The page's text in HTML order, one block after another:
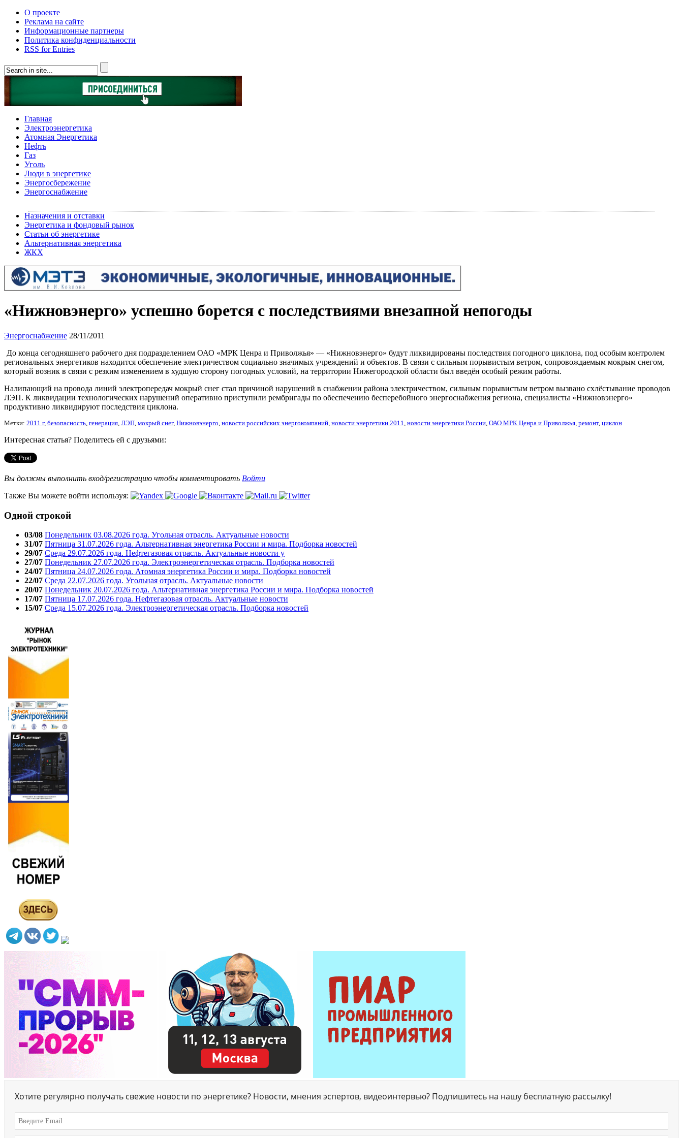
О проекте
Реклама на сайте
Информационные партнеры
Политика конфиденциальности
RSS for Entries
Главная
Электроэнергетика
Атомная Энергетика
Нефть
Газ
Уголь
Люди в энергетике
Энергосбережение
Энергоснабжение
Назначения и отставки
Энергетика и фондовый рынок
Статьи об энергетике
Альтернативная энергетика
ЖКХ
«Нижновэнерго» успешно борется с последствиями внезапной непогоды
Энергоснабжение 28/11/2011
До конца сегодняшнего рабочего дня подразделением ОАО «МРК Ценра и Приволжья» — «Нижновэнерго» будут ликвидированы последствия погодного циклона, под особым контролем
региональных энергетиков находится обеспечение электричеством социально значимых учреждений и объектов. В связи с сильным порывистым ветром, сопровождаемым мокрым снегом,
который возник в связи с резким изменением в худшую сторону погодных условий, на территории Нижегородской области был введён особый режим работы.
Налипающий на провода линий электропередач мокрый снег стал причиной нарушений в снабжении района электричеством, сильным порывистым ветром вызвано схлёстывание проводов
ЛЭП. К ликвидации технологических нарушений оперативно приступили рембригады по обеспечению бесперебойного энергоснабжения региона, специалисты «Нижновэнерго»
продуктивно ликвидируют последствия циклона.
Метки: 2011 г, безопасность, генерация, ЛЭП, мокрый снег, Нижновэнерго, новости российских энергокомпаний, новости энергетики 2011, новости энергетики России, ОАО МРК Ценра и Приволжья, ремонт, циклон
Интересная статья? Поделитесь ей с друзьями:
Вы должны выполнить вход/регистрацию чтобы комментировать Войти
Также Вы можете войти используя:
Одной строкой
03/08 Понедельник 03.08.2026 года. Угольная отрасль. Актуальные новости
31/07 Пятница 31.07.2026 года. Альтернативная энергетика России и мира. Подборка новостей
29/07 Среда 29.07.2026 года. Нефтегазовая отрасль. Актуальные новости у
27/07 Понедельник 27.07.2026 года. Электроэнергетическая отрасль. Подборка новостей
24/07 Пятница 24.07.2026 года. Атомная энергетика России и мира. Подборка новостей
22/07 Среда 22.07.2026 года. Угольная отрасль. Актуальные новости
20/07 Понедельник 20.07.2026 года. Альтернативная энергетика России и мира. Подборка новостей
17/07 Пятница 17.07.2026 года. Нефтегазовая отрасль. Актуальные новости
15/07 Среда 15.07.2026 года. Электроэнергетическая отрасль. Подборка новостей
Хотите регулярно получать свежие новости по энергетике? Новости, мнения эспертов, видеоинтервью? Подпишитесь на нашу бесплатную рассылку!